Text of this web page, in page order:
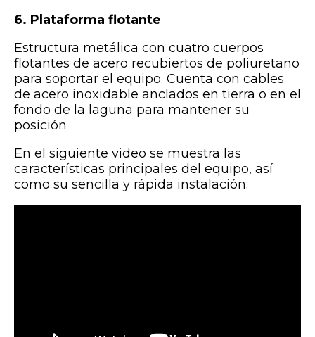
6. Plataforma flotante
Estructura metálica con cuatro cuerpos
flotantes de acero recubiertos de poliuretano
para soportar el equipo. Cuenta con cables
de acero inoxidable anclados en tierra o en el
fondo de la laguna para mantener su
posición
En el siguiente video se muestra las
características principales del equipo, así
como su sencilla y rápida instalación: